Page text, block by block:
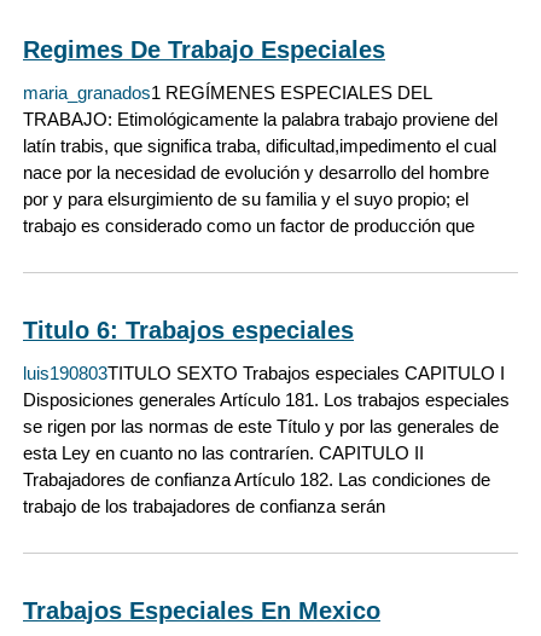
Regimes De Trabajo Especiales
maria_granados1 REGÍMENES ESPECIALES DEL
TRABAJO: Etimológicamente la palabra trabajo proviene del
latín trabis, que significa traba, dificultad,impedimento el cual
nace por la necesidad de evolución y desarrollo del hombre
por y para elsurgimiento de su familia y el suyo propio; el
trabajo es considerado como un factor de producción que
Titulo 6: Trabajos especiales
luis190803TITULO SEXTO Trabajos especiales CAPITULO I
Disposiciones generales Artículo 181. Los trabajos especiales
se rigen por las normas de este Título y por las generales de
esta Ley en cuanto no las contraríen. CAPITULO II
Trabajadores de confianza Artículo 182. Las condiciones de
trabajo de los trabajadores de confianza serán
Trabajos Especiales En Mexico